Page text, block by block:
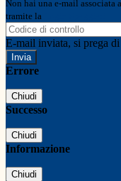
Non hai una e-mail associata
tramite la
E-mail inviata, si prega
Errore
Chiudi
Successo
Chiudi
Informazione
Chiudi